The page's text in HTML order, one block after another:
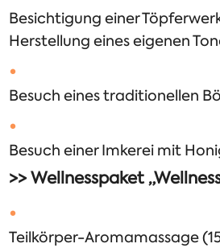
Besichtigung einer
Herstellung eines eigenen
Besuch eines traditionellen
Besuch einer Imkerei mit
>> Wellnesspaket
Teilkörper-Aromamassage